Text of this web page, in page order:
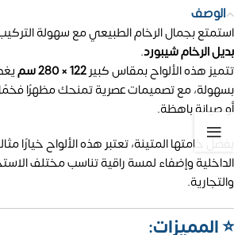
الوصف
استمتع بجمال الرخام الطبيعي مع سهولة
بديل الرخام شيبورد.
تتميز هذه الألواح بمقاس كبير122 × 280 سم
بسهولة، مع تصميمات عصرية تمنحك مظهرًا
أو صيانة باهظة.
بفضل خامتها المتينة، تعتبر هذه الألواح خيارًا
الداخلية وإضفاء لمسة راقية تناسب مختلف
والتجارية.
⭐ المميزات: